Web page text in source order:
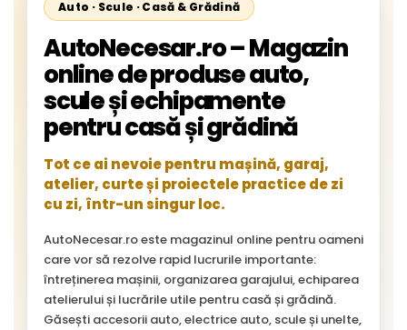
Auto · Scule · Casă & Grădină
AutoNecesar.ro – Magazin
online de produse auto,
scule și echipamente
pentru casă și grădină
Tot ce ai nevoie pentru mașină, garaj,
atelier, curte și proiectele practice de zi
cu zi, într-un singur loc.
AutoNecesar.ro este magazinul online pentru oameni
care vor să rezolve rapid lucrurile importante:
întreținerea mașinii, organizarea garajului, echiparea
atelierului și lucrările utile pentru casă și grădină.
Găsești accesorii auto, electrice auto, scule și unelte,